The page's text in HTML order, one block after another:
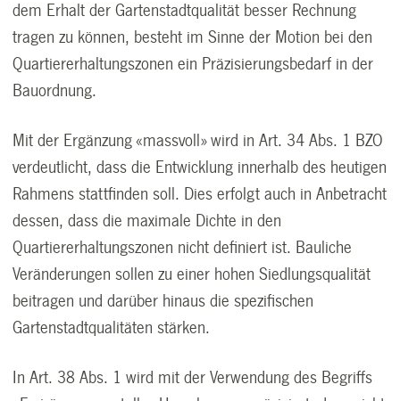
dem Erhalt der Gartenstadtqualität besser Rechnung
tragen zu können, besteht im Sinne der Motion bei den
Quartiererhaltungszonen ein Präzisierungsbedarf in der
Bauordnung.
Mit der Ergänzung «massvoll» wird in Art. 34 Abs. 1 BZO
verdeutlicht, dass die Entwicklung innerhalb des heutigen
Rahmens stattfinden soll. Dies erfolgt auch in Anbetracht
dessen, dass die maximale Dichte in den
Quartiererhaltungszonen nicht definiert ist. Bauliche
Veränderungen sollen zu einer hohen Siedlungsqualität
beitragen und darüber hinaus die spezifischen
Gartenstadtqualitäten stärken.
In Art. 38 Abs. 1 wird mit der Verwendung des Begriffs